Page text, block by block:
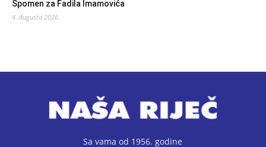
Spomen za Fadila Imamovića
4. Augusta 2026.
Sa vama od 1956. godine